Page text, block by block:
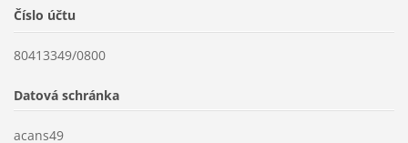
Číslo účtu
80413349/0800
Datová schránka
acans49